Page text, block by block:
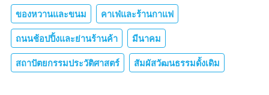
ของหวานและขนม คาเฟ่และร้านกาแฟ
ถนนช้อปปิ้งและย่านร้านค้า มีนาคม
สถาปัตยกรรมประวัติศาสตร์ สัมผัสวัฒนธรรมดั้งเดิม